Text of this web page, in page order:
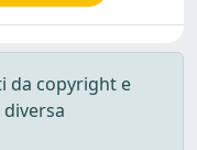
da copyright e